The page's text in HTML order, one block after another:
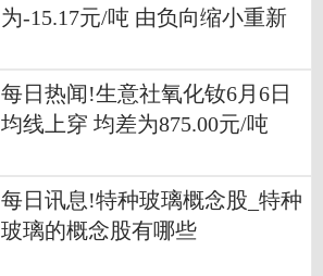
为-15.17元/吨 由负向缩小重新
每日热闻!生意社氧化钕6月6日
均线上穿 均差为875.00元/吨
每日讯息!特种玻璃概念股_特种
玻璃的概念股有哪些